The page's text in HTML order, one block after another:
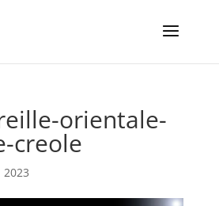
orientale-
creole
2023